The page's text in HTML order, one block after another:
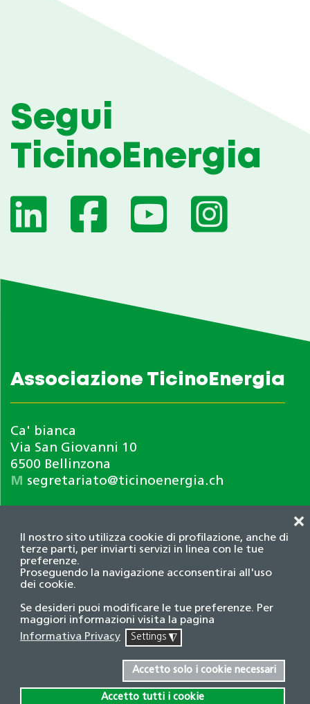
Il nostro sito utilizza cookie di profilazione, anche di
terze parti, per inviarti servizi in linea con le tue
preferenze.
Proseguendo la navigazione acconsentirai all'uso
dei cookie.
Se desideri puoi modificare le tue preferenze. Per
maggiori informazioni visita la pagina
Informativa Privacy
Settings ◮
Accetto solo i cookie necessari
Accetto tutti i cookie
❌
Segui
TicinoEnergia
Associazione TicinoEnergia
Ca' bianca
Via San Giovanni 10
6500 Bellinzona
M segretariato@ticinoenergia.ch
Informativa privacy
© 2026 Associazione TicinoEnergia. Tutti i diritti
riservati.